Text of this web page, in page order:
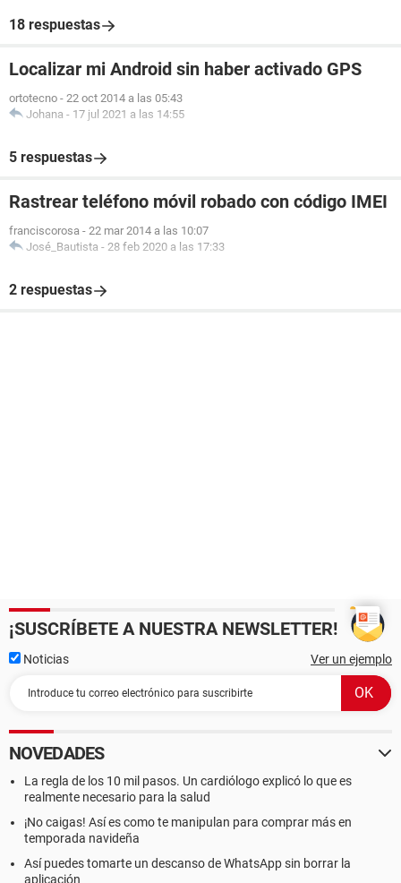
18 respuestas
Localizar mi Android sin haber activado GPS
ortotecno - 22 oct 2014 a las 05:43
Johana - 17 jul 2021 a las 14:55
5 respuestas
Rastrear teléfono móvil robado con código IMEI
franciscorosa - 22 mar 2014 a las 10:07
José_Bautista - 28 feb 2020 a las 17:33
2 respuestas
¡SUSCRÍBETE A NUESTRA NEWSLETTER!
Noticias Ver un ejemplo
NOVEDADES
La regla de los 10 mil pasos. Un cardiólogo explicó lo que es
realmente necesario para la salud
¡No caigas! Así es como te manipulan para comprar más en
temporada navideña
Así puedes tomarte un descanso de WhatsApp sin borrar la
aplicación